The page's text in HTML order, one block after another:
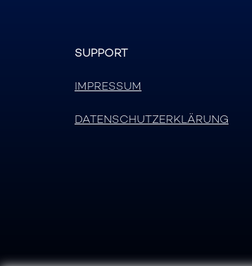
SUPPORT
IMPRESSUM
DATENSCHUTZERKLÄRUNG